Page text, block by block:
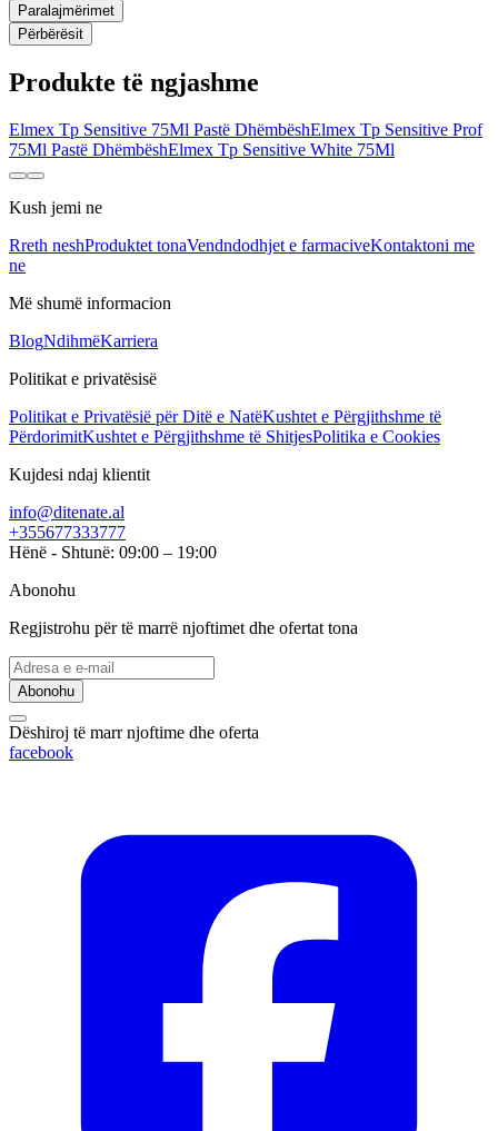
Paralajmërimet
Përbërësit
Produkte të ngjashme
Elmex Tp Sensitive 75Ml Pastë DhëmbëshElmex Tp Sensitive Prof
75Ml Pastë DhëmbëshElmex Tp Sensitive White 75Ml
Kush jemi ne
Rreth neshProduktet tonaVendndodhjet e farmaciveKontaktoni me
ne
Më shumë informacion
BlogNdihmëKarriera
Politikat e privatësisë
Politikat e Privatësië për Ditë e NatëKushtet e Përgjithshme të
PërdorimitKushtet e Përgjithshme të ShitjesPolitika e Cookies
Kujdesi ndaj klientit
info@ditenate.al
+355677333777
Hënë - Shtunë: 09:00 – 19:00
Abonohu
Regjistrohu për të marrë njoftimet dhe ofertat tona
Abonohu
Dëshiroj të marr njoftime dhe oferta
facebook